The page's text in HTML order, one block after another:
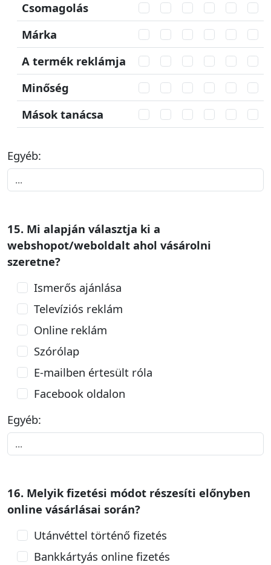
Csomagolás
Márka
A termék reklámja
Minőség
Mások tanácsa
Egyéb:
15. Mi alapján választja ki a
webshopot/weboldalt ahol vásárolni
szeretne?
Ismerős ajánlása
Televíziós reklám
Online reklám
Szórólap
E-mailben értesült róla
Facebook oldalon
Egyéb:
16. Melyik fizetési módot részesíti előnyben
online vásárlásai során?
Utánvéttel történő fizetés
Bankkártyás online fizetés